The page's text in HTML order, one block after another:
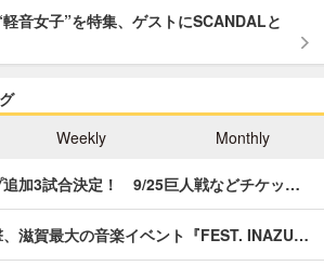
音女子”を特集、ゲストにSCANDALと
Weekly Monthly
追加3試合決定！ 9/25巨人戦などチケッ…
滋賀最大の音楽イベント『FEST. INAZU…